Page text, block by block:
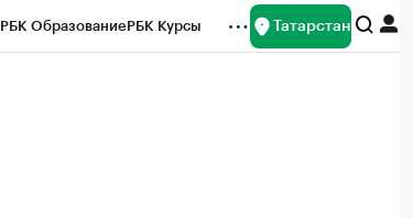
РБК ОбразованиеРБК Курсы Татарстан